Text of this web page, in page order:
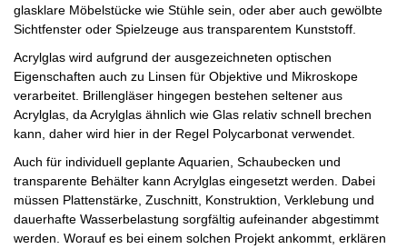
glasklare Möbelstücke wie Stühle sein, oder aber auch gewölbte
Sichtfenster oder Spielzeuge aus transparentem Kunststoff.
Acrylglas wird aufgrund der ausgezeichneten optischen
Eigenschaften auch zu Linsen für Objektive und Mikroskope
verarbeitet. Brillengläser hingegen bestehen seltener aus
Acrylglas, da Acrylglas ähnlich wie Glas relativ schnell brechen
kann, daher wird hier in der Regel Polycarbonat verwendet.
Auch für individuell geplante Aquarien, Schaubecken und
transparente Behälter kann Acrylglas eingesetzt werden. Dabei
müssen Plattenstärke, Zuschnitt, Konstruktion, Verklebung und
dauerhafte Wasserbelastung sorgfältig aufeinander abgestimmt
werden. Worauf es bei einem solchen Projekt ankommt, erklären